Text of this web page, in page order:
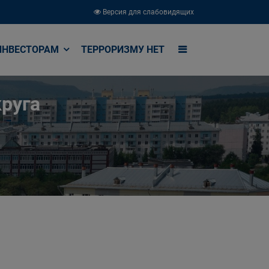
Версия для слабовидящих
ТЕРРОРИЗМУ НЕТ